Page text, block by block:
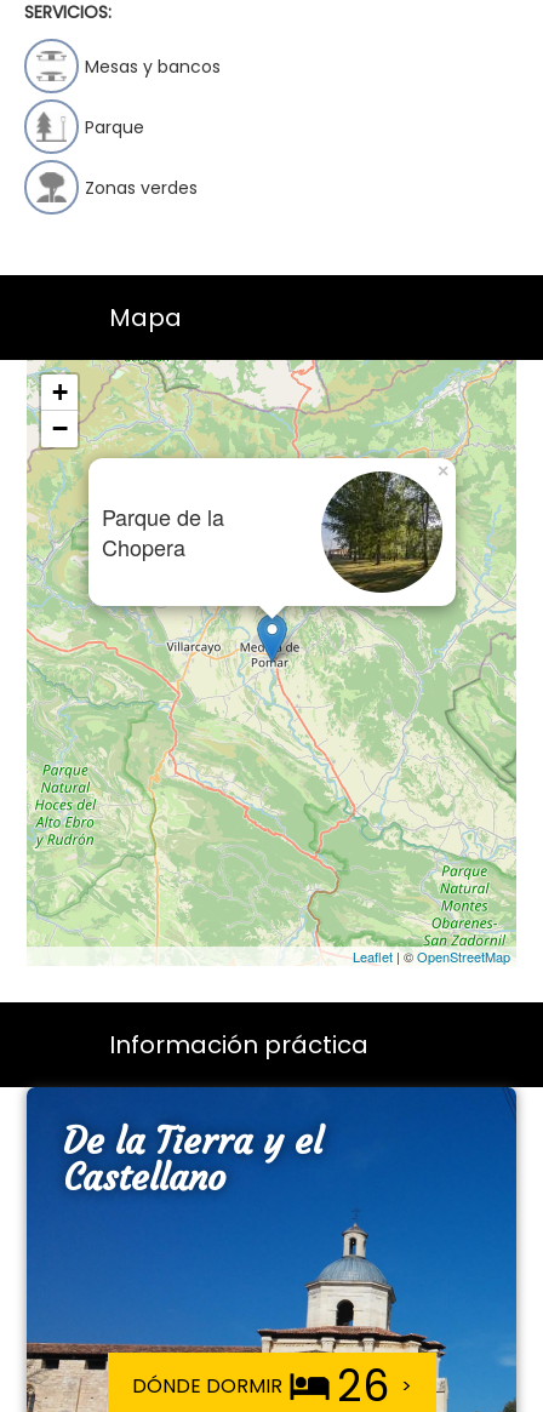
SERVICIOS:
Mesas y bancos
Parque
Zonas verdes
Mapa
Parque de la
Chopera
×
+
−
Leaflet| ©OpenStreetMap
Información práctica
De la Tierra y el
Castellano
DÓNDE DORMIR 26